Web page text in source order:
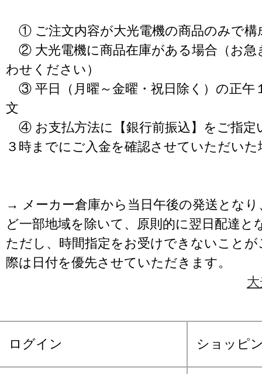
① ご注文内容が大光電機の商品のみで構
② 大光電機に商品在庫がある場合（お急
わせください）
③ 平日（月曜～金曜・祝日除く）の正午
文
④ お支払方法に【銀行前振込】をご指定
３時までにご入金を確認させていただいた
→ メーカー倉庫から当日午後の発送となり
ど一部地域を除いて、原則的に翌日配達と
ただし、時間指定をお受けできないこと
際は日付を優先させていただきます。
ログイン ショッピ